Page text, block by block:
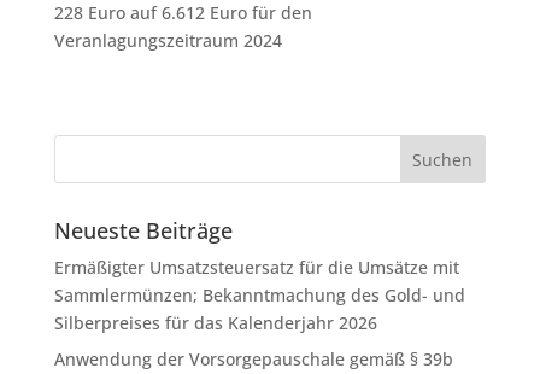
228 Euro auf 6.612 Euro für den
Veranlagungszeitraum 2024
Neueste Beiträge
Ermäßigter Umsatzsteuersatz für die Umsätze mit
Sammlermünzen; Bekanntmachung des Gold- und
Silberpreises für das Kalenderjahr 2026
Anwendung der Vorsorgepauschale gemäß § 39b